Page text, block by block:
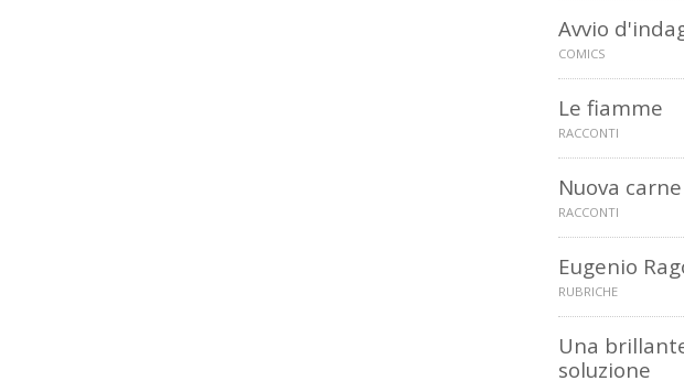
Avvio
COMICS
Le fiamme
RACCONTI
Nuova carne
RACCONTI
Eugenio
RUBRICHE
Una
soluzione